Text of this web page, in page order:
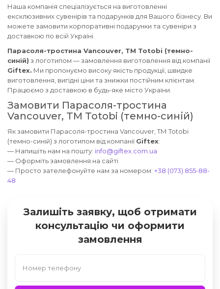
Наша компанія спеціалізується на виготовленні
ексклюзивних сувенірів та подарунків для Вашого бізнесу. Ви
можете замовити корпоративні подарунки та сувеніри з
доставкою по всій Україні.
Парасоля-тростина Vancouver, ТМ Totobi (темно-
синій) з логотипом — замовлення виготовлення від компанії
Giftex. Ми пропонуємо високу якість продукції, швидке
виготовлення, вигідні ціни та знижки постійним клієнтам.
Працюємо з доставкою в будь-яке місто України.
Замовити Парасоля-тростина
Vancouver, ТМ Totobi (темно-синій)
Як замовити Парасоля-тростина Vancouver, ТМ Totobi
(темно-синій) з логотипом від компанії Giftex:
— Напишіть нам на пошту: info@giftex.com.ua
— Оформіть замовлення на сайті
— Просто зателефонуйте нам за номером: +38 (073) 855-88-
48
Залишіть заявку, щоб отримати
консультацію чи оформити
замовлення